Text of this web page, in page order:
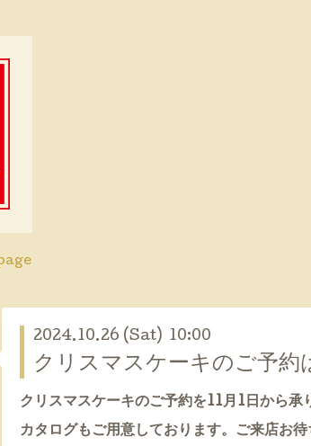
2024.10.26 (Sat) 10:00
クリスマスケーキのご予約
クリスマスケーキのご予約を11月1日から承
カタログもご用意しております。ご来店お待